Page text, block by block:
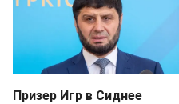
Призер Игр в Сиднее